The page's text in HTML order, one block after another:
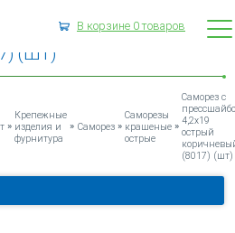
В корзине 0товаров
4,2Х19 ОСТРЫЙ
(ШТ)
»
Крепежные
изделия и
фурнитура
» Саморез »
Саморезы
крашеные
острые
»
Саморез с
4,2х19
острый
(8017) (шт)